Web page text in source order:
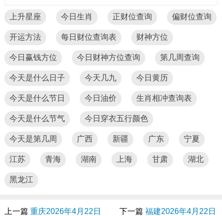
柴油价格
上升星座 今日生肖 正财位查询 偏财位查询
开运方法 每日财位查询表 财神方位
今日赢钱方位 今日财神方位查询 第几周查询
今天是什么日子 今天几九 今日黄历
今天是什么节日 今日油价 生肖相冲查询表
今天是什么节气 今日穿衣五行颜色
今天是第几周 广西 新疆 广东 宁夏
江苏 青海 湖南 上海 甘肃 湖北
黑龙江
上一篇 重庆2026年4月22日 下一篇福建2026年4月22日